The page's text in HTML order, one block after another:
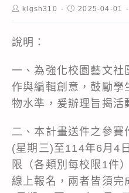
Postklgsh310
Post2025-04-01
說明：
一、為強化校園藝文社
作與編輯創意，鼓勵學
物水準，爰辦理旨揭活
二、本計畫送件之參賽
(星期三)至114年6月4
限（各類別每校限1件
線上報名，兩者皆須完